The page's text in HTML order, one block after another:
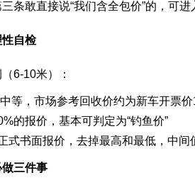
条敢直接说“我们含全包价”的，可进
自检
6-10米）：
等，市场参考回收价约为新车开票
的报价，基本可判定为“钓鱼价”
式书面报价，去掉最高和最低，中间
三件事